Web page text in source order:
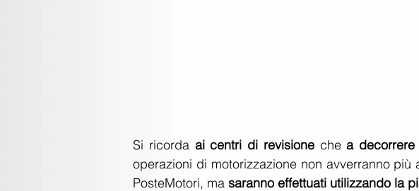
Si ricorda ai centri di revisione che a
operazioni di motorizzazione non avverranno più
PosteMotori, ma saranno effettuati utilizzando la